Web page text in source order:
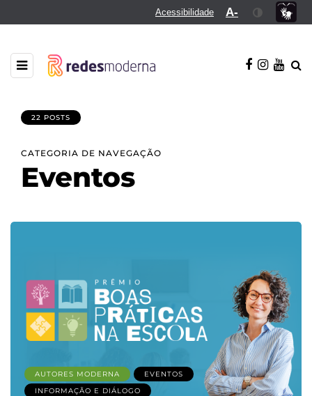
Acessibilidade A-
22 POSTS
CATEGORIA DE NAVEGAÇÃO
Eventos
AUTORES MODERNA
EVENTOS
INFORMAÇÃO E DIÁLOGO